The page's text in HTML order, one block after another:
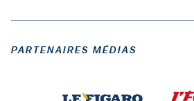
PARTENAIRES MÉDIAS